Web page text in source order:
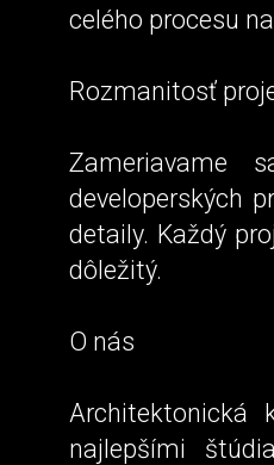
celého procesu
Rozmanitosť
Zameriavame
developerských
detaily. Každý
dôležitý.
O nás
Architektonická
najlepšími